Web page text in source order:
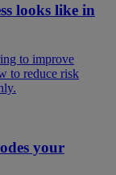
looks like in
to improve
to reduce risk
your